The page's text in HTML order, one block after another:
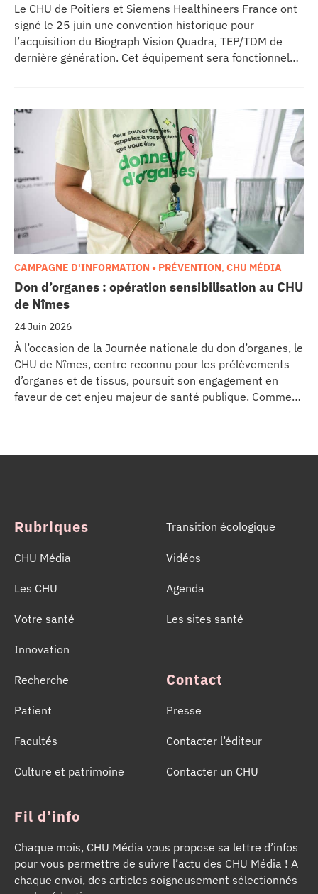
Le CHU de Poitiers et Siemens Healthineers France ont
signé le 25 juin une convention historique pour
l’acquisition du Biograph Vision Quadra, TEP/TDM de
dernière génération. Cet équipement sera fonctionnel
l’excellence clinique et scientifique de l’établissement.
Ce projet représente un investissement de 9,5 millions
d’euros pour l’acquisition et l’installation de
l’équipement au cœur même du pôle régional de
cancérologie.
Don d’organes : opération sensibilisation au CHU
de Nîmes
24 Juin 2026
CAMPAGNE D'INFORMATION • PRÉVENTION, CHU MÉDIA
À l’occasion de la Journée nationale du don d’organes, le
CHU de Nîmes, centre reconnu pour les prélèvements
d’organes et de tissus, poursuit son engagement en
faveur de cet enjeu majeur de santé publique. Comme
Rubriques
CHU Média
Les CHU
Votre santé
Innovation
Recherche
Patient
Facultés
Culture et patrimoine
Transition écologique
Vidéos
Agenda
Les sites santé
Contact
Presse
Contacter l’éditeur
Contacter un CHU
Fil d’info
Chaque mois, CHU Média vous propose sa lettre d’infos
pour vous permettre de suivre l’actu des CHU Média ! A
chaque envoi, des articles soigneusement sélectionnés